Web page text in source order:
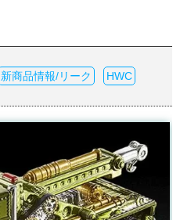
新商品情報/リーク HWC